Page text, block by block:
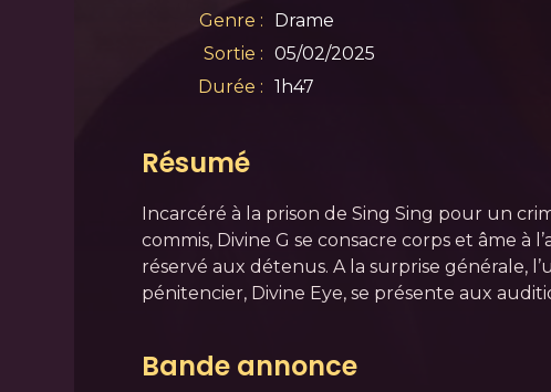
Genre :
Drame
Sortie : 05/02/2025
Durée : 1h47
Résumé
Incarcéré à la prison de Sing Sing pour un
commis, Divine G se consacre corps et âme à
réservé aux détenus. A la surprise générale,
pénitencier, Divine Eye, se présente aux
Bande annonce